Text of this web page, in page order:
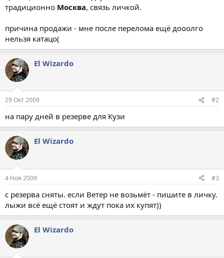
традиционно Москва, связь личкой.
причина продажи - мне после перелома ещё дооолго
нельзя катацо(
El Wizardo
29 Окт 2009 #2
на пару дней в резерве для Кузи
El Wizardo
4 Ноя 2009 #3
с резерва сняты. если Ветер не возьмёт - пишите в личку.
лыжи всё ещё стоят и ждут пока их купят))
El Wizardo